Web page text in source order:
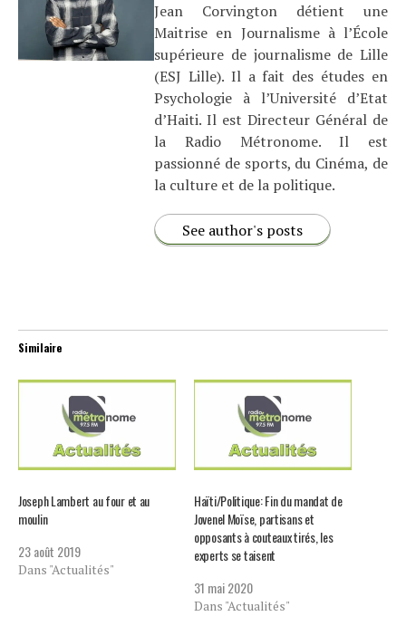
Jean Corvington détient une
Maitrise en Journalisme à l’École
supérieure de journalisme de Lille
(ESJ Lille). Il a fait des études en
Psychologie à l’Université d’Etat
d’Haiti. Il est Directeur Général de
la Radio Métronome. Il est
passionné de sports, du Cinéma, de
la culture et de la politique.
See author's posts
Similaire
Joseph Lambert au four et au
moulin
23 août 2019
Dans "Actualités"
Haïti/Politique: Fin du mandat de
Jovenel Moïse, partisans et
opposants à couteaux tirés, les
experts se taisent
31 mai 2020
Dans "Actualités"